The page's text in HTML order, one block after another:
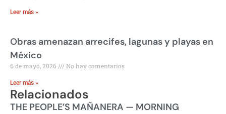
Leer más »
Obras amenazan arrecifes, lagunas y playas en
México
6 de mayo, 2026 No hay comentarios
Leer más »
Relacionados
THE PEOPLE’S MAÑANERA — MORNING